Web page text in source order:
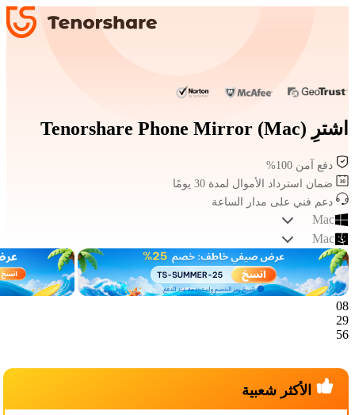
اشترِ Tenorshare Phone Mirror (Mac)
دفع آمن 100%
ضمان استرداد الأموال لمدة 30 يومًا
دعم فني على مدار الساعة
Mac
Mac
08
29
56
الأكثر شعبية